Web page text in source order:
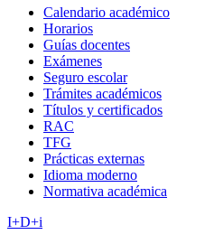
Calendario académico
Horarios
Guías docentes
Exámenes
Seguro escolar
Trámites académicos
Títulos y certificados
RAC
TFG
Prácticas externas
Idioma moderno
Normativa académica
I+D+i